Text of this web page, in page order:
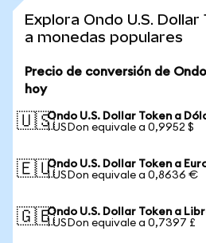
Explora Ondo U.S.
a monedas populares
Precio de conversión de
hoy
🇺🇸Ondo U.S. Dollar Token a
1 USDon equivale a 0,9952 $
🇪🇺Ondo U.S. Dollar Token a
1 USDon equivale a 0,8636 €
🇬🇧Ondo U.S. Dollar Token a
1 USDon equivale a 0,7397 £